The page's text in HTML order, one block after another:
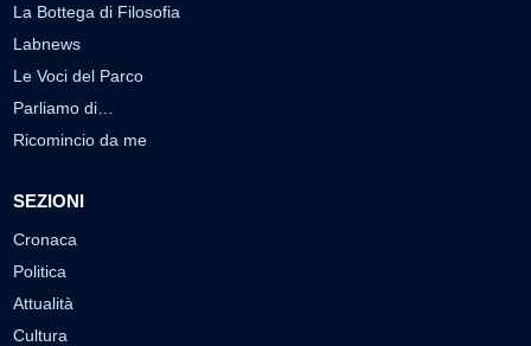
La Bottega di Filosofia
Labnews
Le Voci del Parco
Parliamo di…
Ricomincio da me
SEZIONI
Cronaca
Politica
Attualità
Cultura